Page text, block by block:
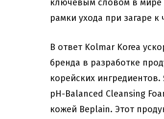
ключевым словом в мире
рамки ухода при загаре
В ответ Kolmar Korea
бренда в разработке
корейских
pH-Balanced Cleansing
кожей Beplain. Этот